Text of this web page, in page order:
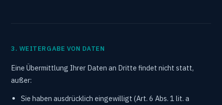
3. WEITERGABE VON DATEN
Eine Übermittlung Ihrer Daten an Dritte findet nicht statt,
außer:
Sie haben ausdrücklich eingewilligt (Art. 6 Abs. 1 lit. a